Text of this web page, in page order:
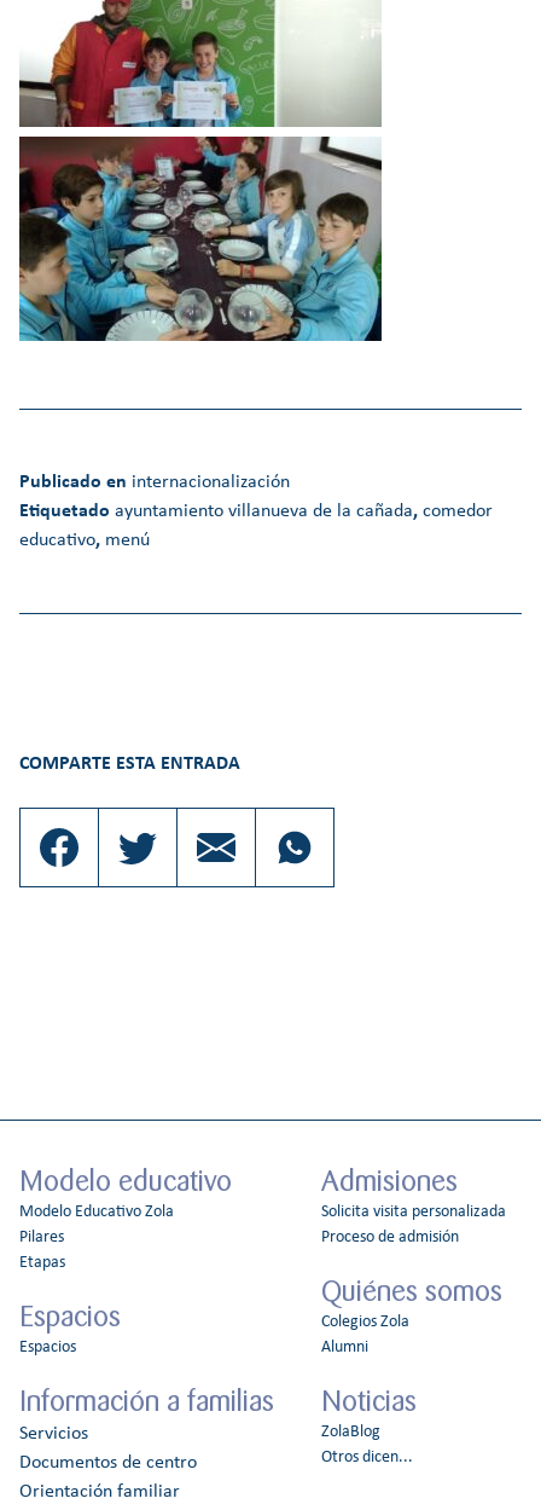
Publicado en internacionalización
Etiquetado ayuntamiento villanueva de la cañada, comedor
educativo, menú
COMPARTE ESTA ENTRADA
Modelo educativo
Modelo Educativo Zola
Pilares
Etapas
Espacios
Espacios
Información a familias
Servicios
Documentos de centro
Orientación familiar
Admisiones
Solicita visita personalizada
Proceso de admisión
Quiénes somos
Colegios Zola
Alumni
Noticias
ZolaBlog
Otros dicen...